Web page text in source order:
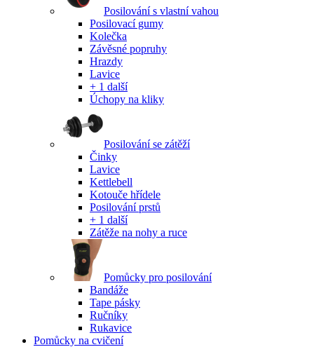
Posilování s vlastní vahou
Posilovací gumy
Kolečka
Závěsné popruhy
Hrazdy
Lavice
+ 1 další
Úchopy na kliky
Posilování se zátěží
Činky
Lavice
Kettlebell
Kotouče hřídele
Posilování prstů
+ 1 další
Zátěže na nohy a ruce
Pomůcky pro posilování
Bandáže
Tape pásky
Ručníky
Rukavice
Pomůcky na cvičení